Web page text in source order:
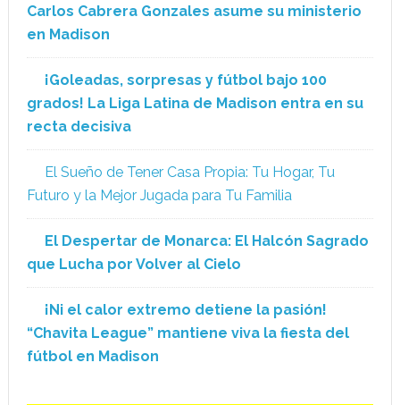
Carlos Cabrera Gonzales asume su ministerio
en Madison
¡Goleadas, sorpresas y fútbol bajo 100
grados! La Liga Latina de Madison entra en su
recta decisiva
El Sueño de Tener Casa Propia: Tu Hogar, Tu
Futuro y la Mejor Jugada para Tu Familia
El Despertar de Monarca: El Halcón Sagrado
que Lucha por Volver al Cielo
¡Ni el calor extremo detiene la pasión!
“Chavita League” mantiene viva la fiesta del
fútbol en Madison